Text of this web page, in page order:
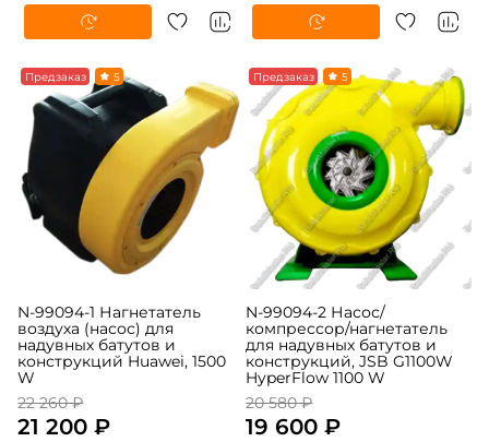
-5% Предзаказ
N-99094-1 Нагнетатель
воздуха (насос) для
надувных батутов и
конструкций Huawei, 1500
W
22 260 ₽
21 200 ₽
-5% Предзаказ 5
N-99094-2 Насос/
компрессор/нагнетатель
для надувных батутов и
конструкций, JSB G1100W
HyperFlow 1100 W
20 580 ₽
19 600 ₽